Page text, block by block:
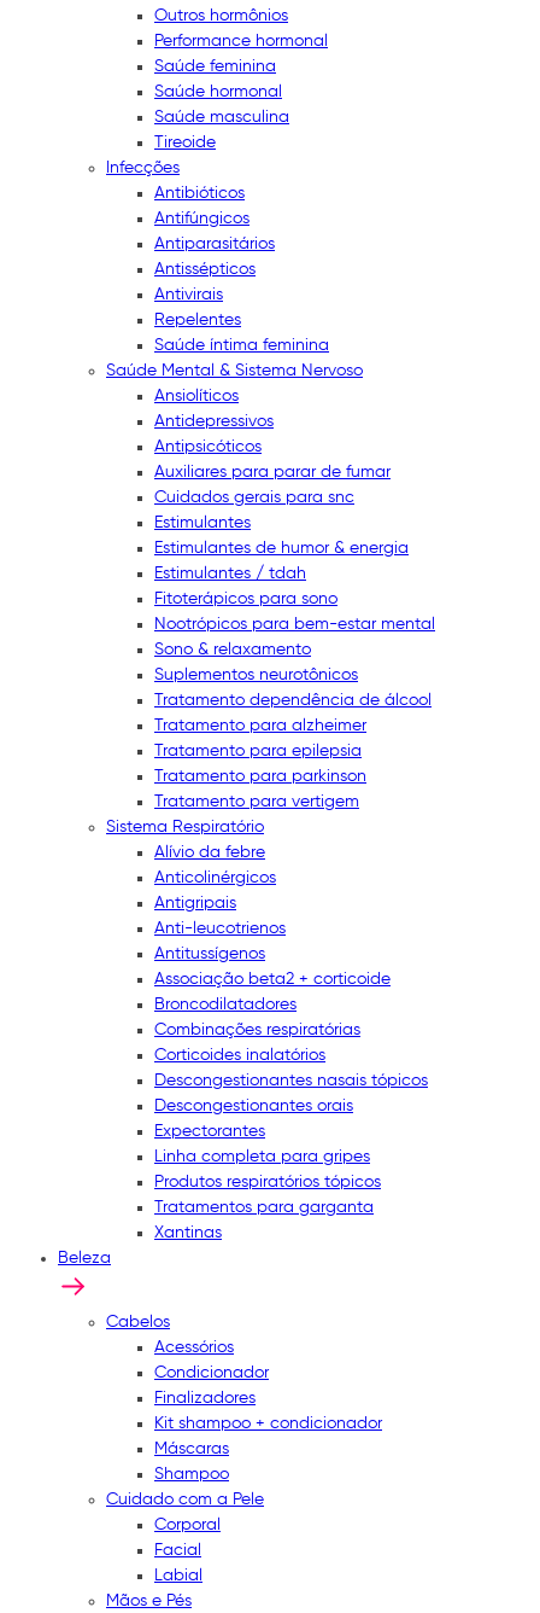
Outros hormônios
Performance hormonal
Saúde feminina
Saúde hormonal
Saúde masculina
Tireoide
Infecções
Antibióticos
Antifúngicos
Antiparasitários
Antissépticos
Antivirais
Repelentes
Saúde íntima feminina
Saúde Mental & Sistema Nervoso
Ansiolíticos
Antidepressivos
Antipsicóticos
Auxiliares para parar de fumar
Cuidados gerais para snc
Estimulantes
Estimulantes de humor & energia
Estimulantes / tdah
Fitoterápicos para sono
Nootrópicos para bem-estar mental
Sono & relaxamento
Suplementos neurotônicos
Tratamento dependência de álcool
Tratamento para alzheimer
Tratamento para epilepsia
Tratamento para parkinson
Tratamento para vertigem
Sistema Respiratório
Alívio da febre
Anticolinérgicos
Antigripais
Anti-leucotrienos
Antitussígenos
Associação beta2 + corticoide
Broncodilatadores
Combinações respiratórias
Corticoides inalatórios
Descongestionantes nasais tópicos
Descongestionantes orais
Expectorantes
Linha completa para gripes
Produtos respiratórios tópicos
Tratamentos para garganta
Xantinas
Beleza
Cabelos
Acessórios
Condicionador
Finalizadores
Kit shampoo + condicionador
Máscaras
Shampoo
Cuidado com a Pele
Corporal
Facial
Labial
Mãos e Pés